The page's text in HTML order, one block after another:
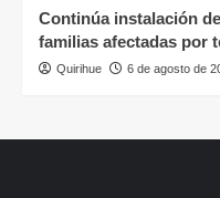
Continúa instalación
familias afectadas por
Quirihue 6 de agosto de